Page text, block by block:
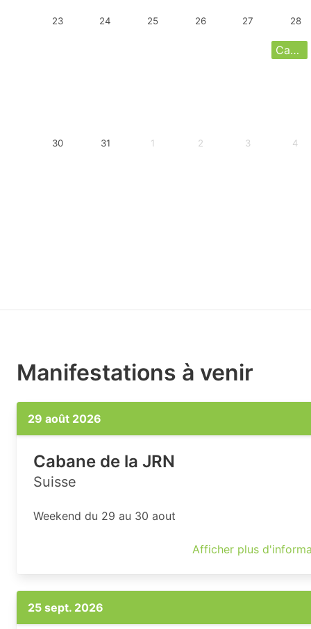
23 24 25 26 27 28
Cabane de la JRN
30 31 1 2 3 4
Manifestations à venir
29 août 2026
Cabane de la JRN
Suisse
Weekend du 29 au 30 aout
Afficher plus
25 sept. 2026